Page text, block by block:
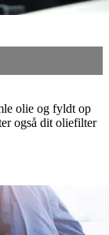
olie og fyldt op
også dit oliefilter